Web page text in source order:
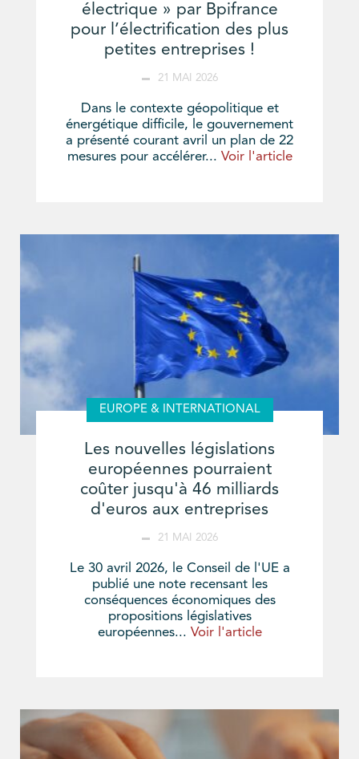
électrique » par Bpifrance
pour l’électrification des plus
petites entreprises !
21 MAI 2026
Dans le contexte géopolitique et
énergétique difficile, le gouvernement
a présenté courant avril un plan de 22
mesures pour accélérer... Voir l'article
EUROPE & INTERNATIONAL
Les nouvelles législations
européennes pourraient
coûter jusqu'à 46 milliards
d'euros aux entreprises
21 MAI 2026
Le 30 avril 2026, le Conseil de l'UE a
publié une note recensant les
conséquences économiques des
propositions législatives
européennes... Voir l'article